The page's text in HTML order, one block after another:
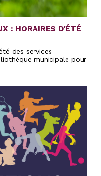
: HORAIRES D'ÉTÉ
des services
municipale pour